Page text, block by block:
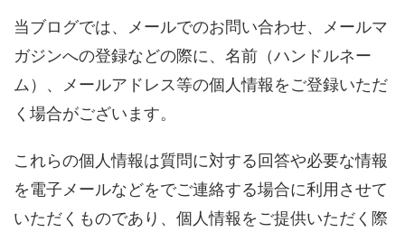
当ブログでは、メールでのお問い合わせ、メールマ
ガジンへの登録などの際に、名前（ハンドルネー
ム）、メールアドレス等の個人情報をご登録いただ
く場合がございます。
これらの個人情報は質問に対する回答や必要な情報
を電子メールなどをでご連絡する場合に利用させて
いただくものであり、個人情報をご提供いただく際